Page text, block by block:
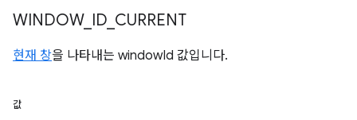
WINDOW_ ID CURRENT
현재 창을 나타내는 windowId 값입니다.
값